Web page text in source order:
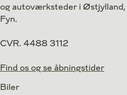
og autoværksteder i Østjylland,
Fyn.
CVR. 4488 3112
Find os og se åbningstider
Biler